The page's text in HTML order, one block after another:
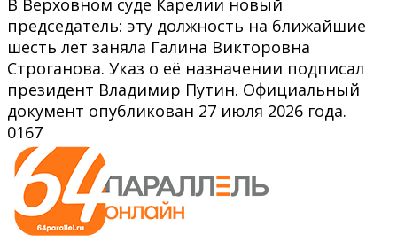
В Верховном суде Карелии новый
председатель: эту должность на ближайшие
шесть лет заняла Галина Викторовна
Строганова. Указ о её назначении подписал
президент Владимир Путин. Официальный
документ опубликован 27 июля 2026 года.
0167